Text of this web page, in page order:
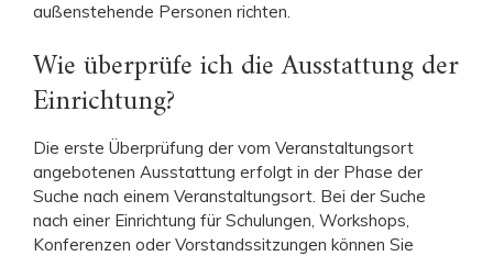
außenstehende Personen richten.
Wie überprüfe ich die Ausstattung der
Einrichtung?
Die erste Überprüfung der vom Veranstaltungsort
angebotenen Ausstattung erfolgt in der Phase der
Suche nach einem Veranstaltungsort. Bei der Suche
nach einer Einrichtung für Schulungen, Workshops,
Konferenzen oder Vorstandssitzungen können Sie